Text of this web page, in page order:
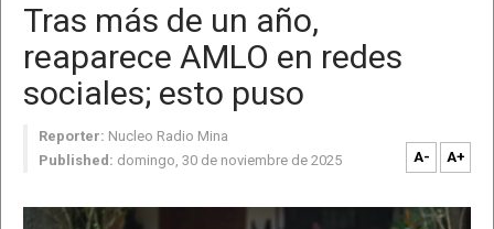
Tras más de un año,
reaparece AMLO en redes
sociales; esto puso
Reporter: Nucleo Radio Mina
Published: domingo, 30 de noviembre de 2025 A- A+